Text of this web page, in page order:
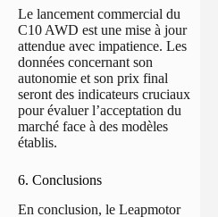
Le lancement commercial du
C10 AWD est une mise à jour
attendue avec impatience. Les
données concernant son
autonomie et son prix final
seront des indicateurs cruciaux
pour évaluer l’acceptation du
marché face à des modèles
établis.
6. Conclusions
En conclusion, le Leapmotor